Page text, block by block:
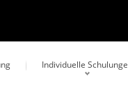
Individuelle